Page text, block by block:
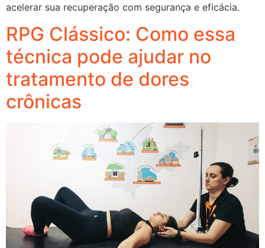
acelerar sua recuperação com segurança e eficácia.
RPG Clássico: Como essa
técnica pode ajudar no
tratamento de dores
crônicas